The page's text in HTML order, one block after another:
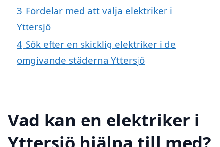
3 Fördelar med att välja elektriker i
Yttersjö
4 Sök efter en skicklig elektriker i de
omgivande städerna Yttersjö
Vad kan en elektriker i
Yttersjö hjälpa till med?